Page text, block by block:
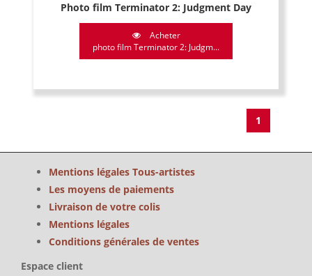
Photo film Terminator 2: Judgment Day
Acheter
photo film Terminator 2: Judgm...
1
Mentions légales Tous-artistes
Les moyens de paiements
Livraison de votre colis
Mentions légales
Conditions générales de ventes
Espace client